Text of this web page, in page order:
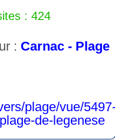
: 424
: Carnac - Plage
plage/vue/
de-legenese